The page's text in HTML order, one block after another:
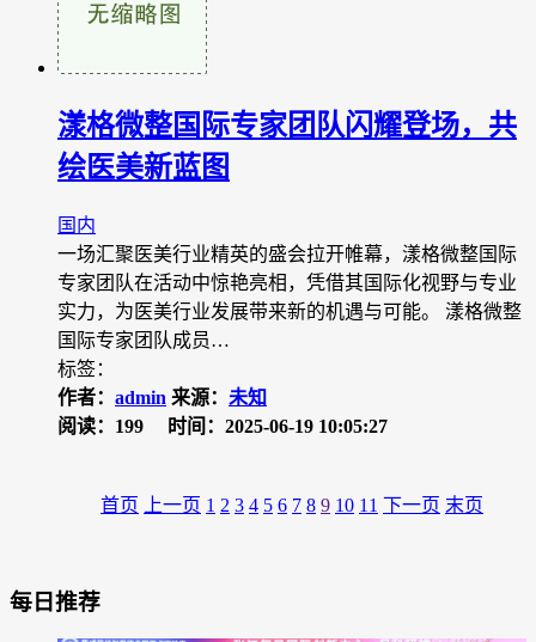
漾格微整国际专家团队闪耀登场，共
绘医美新蓝图
国内
一场汇聚医美行业精英的盛会拉开帷幕，漾格微整国际
专家团队在活动中惊艳亮相，凭借其国际化视野与专业
实力，为医美行业发展带来新的机遇与可能。 漾格微整
国际专家团队成员…
标签：
作者： admin 来源： 未知
阅读：199
时间：2025-06-19 10:05:27
首页 上一页 1 2 3 4 5 6 7 8 9 10 11 下一页 末页
每日推荐